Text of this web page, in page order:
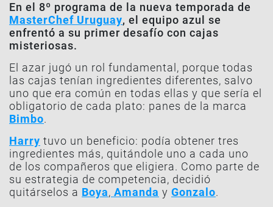
En el 8º programa de la nueva temporada de
MasterChef Uruguay, el equipo azul se
enfrentó a su primer desafío con cajas
misteriosas.
El azar jugó un rol fundamental, porque todas
las cajas tenían ingredientes diferentes, salvo
uno que era común en todas ellas y que sería el
obligatorio de cada plato: panes de la marca
Bimbo.
Harry tuvo un beneficio: podía obtener tres
ingredientes más, quitándole uno a cada uno
de los compañeros que eligiera. Como parte de
su estrategia de competencia, decidió
quitárselos a Boya, Amanda y Gonzalo.